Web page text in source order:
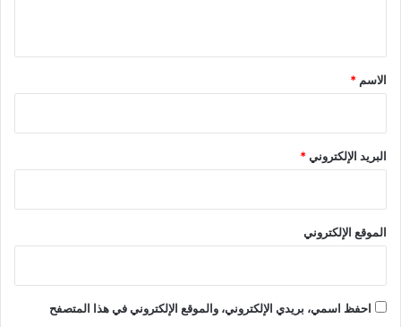
*
الاسم *
البريد الإلكتروني*
الموقع الإلكتروني
احفظ اسمي، بريدي الإلكتروني، والموقع الإلكتروني في هذا المتصفح